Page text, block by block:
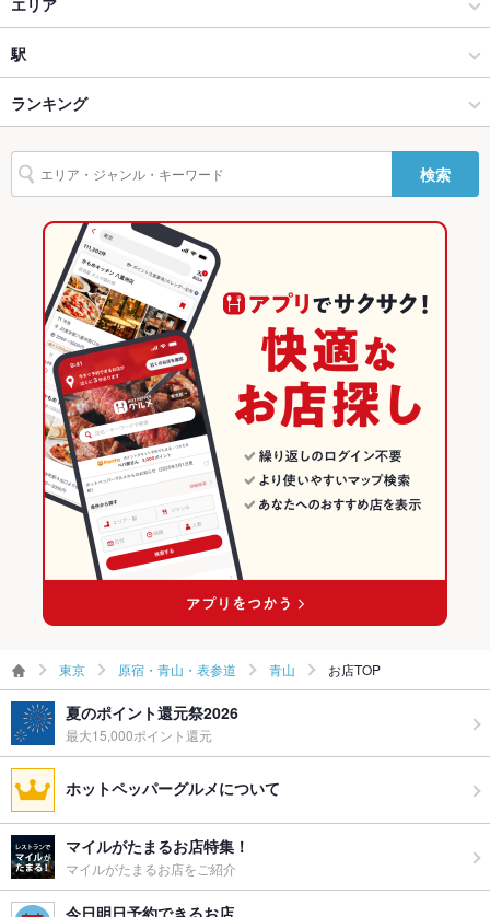
カウンター
ソファー
テラス席
貸切 貸切不可 ：-
設備
なし
バリアフリ
なし ：-
駐車場 なし ：近隣コインパーキング有り
英語メニュ
あり
その他設備 -
その他
なし ：-
なし ：-
方のみ。
ウェディン
グパーティ
ー二次会
－
お祝い・サ
プライズ対
応
可
備考 -
フレンチ
原宿・青山・表参道 × イタリアン・フレンチ
原宿・青山・表参道 × フレンチ
表参道駅 × イタリアン・フレンチ
表参道駅 × フレンチ
青山
青山 × イタリアン・フレンチ
青山 × フレンチ
東京
東京 × イタリアン・フレンチ
東京 × フレンチ
駅
表参道駅
外苑前駅
乃木坂駅
ランキング
東京のグルメランキング
東京のイタリアン・フレンチランキング
東京のフレンチランキング
原宿・青山・表参道のグルメランキング
原宿・青山・表参道のイタリアン・フレンチランキング
青山のグルメランキング
青山のイタリアン・フレンチランキング
検索
東京 原宿・青山・表参道 青山 お店TOP
夏のポイント還元祭2026
最大15,000ポイント還元
ホットペッパーグルメについて
マイルがたまるお店特集！
マイルがたまるお店をご紹介
今日明日予約できるお店